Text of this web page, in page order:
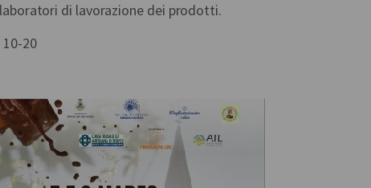
di lavorazione dei prodotti.
20